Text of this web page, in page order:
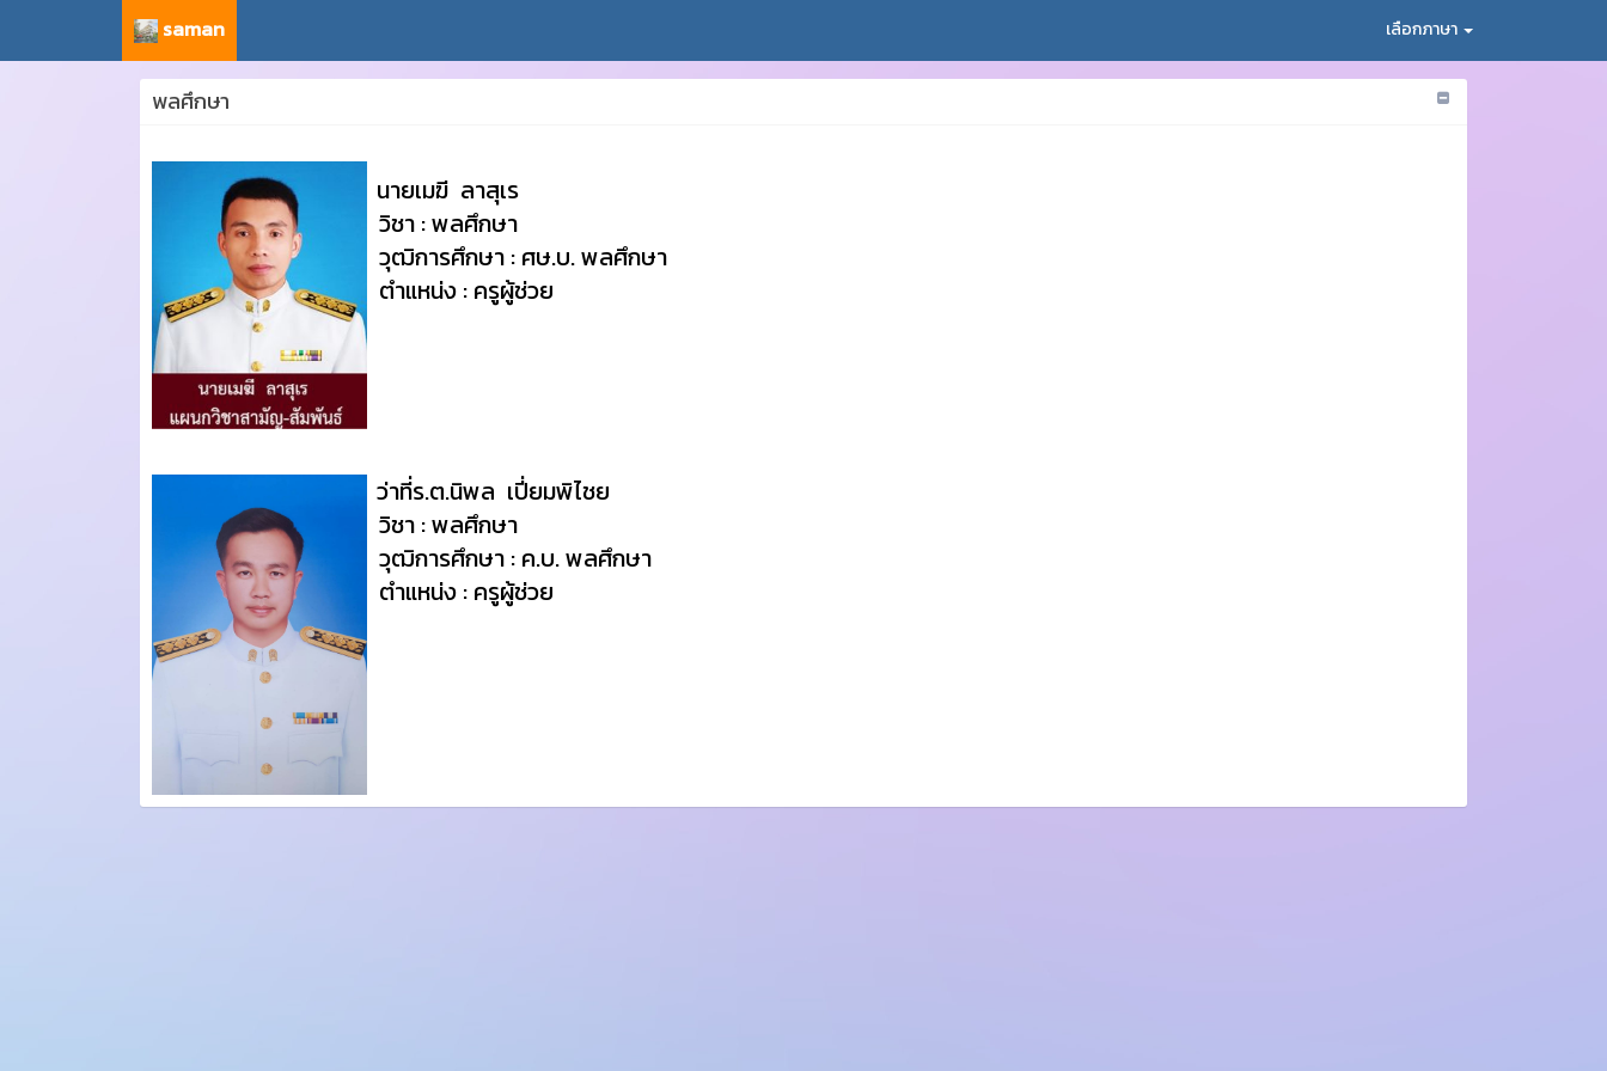
saman เลือกภาษา
พลศึกษา
นายเมฆี ลาสุเร
วิชา : พลศึกษา
วุฒิการศึกษา : ศษ.บ. พลศึกษา
ตำแหน่ง : ครูผู้ช่วย
ว่าที่ร.ต.นิพล เปี่ยมพิไชย
วิชา : พลศึกษา
วุฒิการศึกษา : ค.บ. พลศึกษา
ตำแหน่ง : ครูผู้ช่วย